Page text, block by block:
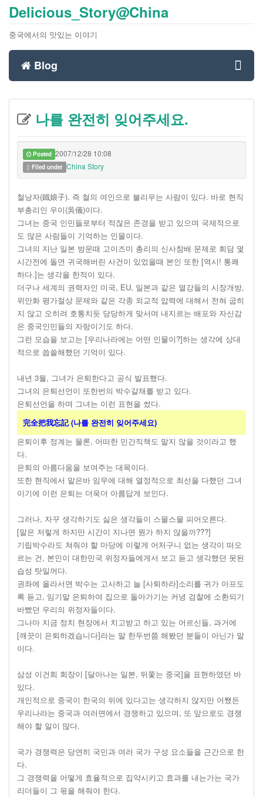
Delicious_Story@China
중국에서의 맛있는 이야기
Blog
나를 완전히 잊어주세요.
Posted 2007/12/28 10:08
Filed under China Story
철낭자(鐵娘子). 즉 철의 여인으로 불리우는 사람이 있다. 바로 현직
부총리인 우이(吳儀)이다.
그녀는 중국 인민들로부터 적잖은 존경을 받고 있으며 국제적으로
도 많은 사람들이 기억하는 인물이다.
그녀의 지난 일본 방문때 고이즈미 총리의 신사참배 문제로 회담 몇
시간전에 돌연 귀국해버린 사건이 있었을때 본인 또한 [역시! 통쾌
하다.]는 생각을 한적이 있다.
더구나 세계의 권력자인 미국, EU, 일본과 같은 열강들의 시장개방,
위안화 평가절상 문제와 같은 각종 외교적 압력에 대해서 전혀 굽히
지 않고 오히려 호통치듯 당당하게 맞서며 내지르는 배포와 자신감
은 중국인민들의 자랑이기도 하다.
그런 모습을 보고는 [우리나라에는 어떤 인물이?]하는 생각에 상대
적으로 씁쓸해했던 기억이 있다.
내년 3월, 그녀가 은퇴한다고 공식 발표했다.
그녀의 은퇴선언이 또한번의 박수갈채를 받고 있다.
은퇴선언을 하며 그녀는 이런 표현을 썼다.
完全把我忘記 (나를 완전히 잊어주세요)
은퇴이후 정계는 물론, 어떠한 민간직책도 맡지 않을 것이라고 했
다.
은퇴의 아름다움을 보여주는 대목이다.
또한 현직에서 맡은바 임무에 대해 열정적으로 최선을 다했던 그녀
이기에 이런 은퇴는 더욱더 아름답게 보인다.
그러나, 자꾸 생각하기도 싫은 생각들이 스물스물 피어오른다.
[말은 저렇게 하지만 시간이 지나면 뭔가 하지 않을까???]
기립박수라도 쳐줘야 할 마당에 이렇게 어처구니 없는 생각이 떠오
르는 건, 본인이 대한민국 위정자들에게서 보고 듣고 생각했던 못된
습성 탓일꺼다.
권좌에 올라서면 박수는 고사하고 늘 [사퇴하라]소리를 귀가 아프도
록 듣고, 임기말 은퇴하여 집으로 돌아가기는 커녕 검찰에 소환되기
바빴던 우리의 위정자들이다.
그나마 지금 정치 현장에서 치고받고 하고 있는 어르신들, 과거에
[깨끗이 은퇴하겠습니다]라는 말 한두번쯤 해봤던 분들이 아닌가 말
이다.
삼성 이건희 회장이 [달아나는 일본, 뒤쫓는 중국]을 표현하였던 바
있다.
개인적으로 중국이 한국의 뒤에 있다고는 생각하지 않지만 어쨌든
우리나라는 중국과 여러면에서 경쟁하고 있으며, 또 앞으로도 경쟁
해야 할 일이 많다.
국가 경쟁력은 당연히 국민과 여러 국가 구성 요소들을 근간으로 한
다.
그 경쟁력을 어떻게 효율적으로 집약시키고 효과를 내는가는 국가
리더들이 그 몫을 해줘야 한다.